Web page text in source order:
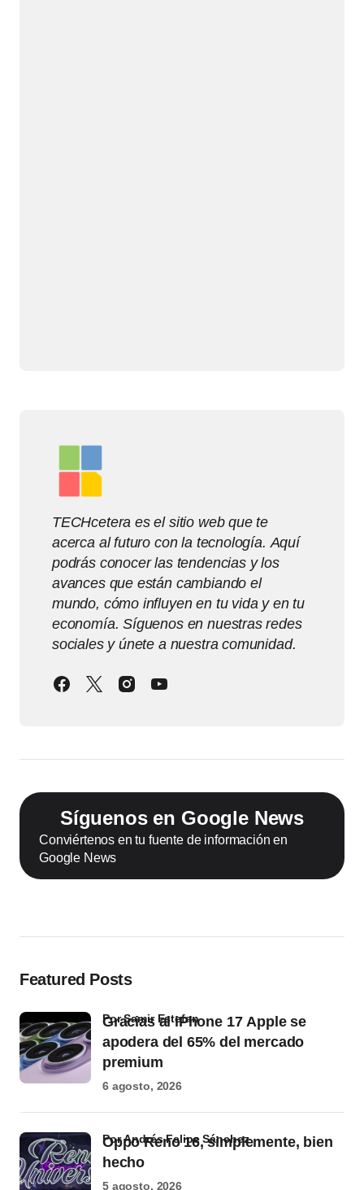
TECHcetera es el sitio web que te
acerca al futuro con la tecnología. Aquí
podrás conocer las tendencias y los
avances que están cambiando el
mundo, cómo influyen en tu vida y en tu
economía. Síguenos en nuestras redes
sociales y únete a nuestra comunidad.
Síguenos en Google News
Conviértenos en tu fuente de información en
Google News
Featured Posts
Gracias al iPhone 17 Apple se
apodera del 65% del mercado
premium
por Samir Estefan
6 agosto, 2026
Oppo Reno 16, simplemente, bien
hecho
por Andrés Felipe Sánchez
5 agosto, 2026